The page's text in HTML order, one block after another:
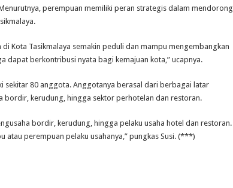
perempuan memiliki peran strategis dalam mendorong
Kota Tasikmalaya semakin peduli dan mampu mengembangkan
dapat berkontribusi nyata bagi kemajuan kota,” ucapnya.
sekitar 80 anggota. Anggotanya berasal dari berbagai latar
bordir, kerudung, hingga sektor perhotelan dan restoran.
bordir, kerudung, hingga pelaku usaha hotel dan restoran.
atau perempuan pelaku usahanya,” pungkas Susi. (***)